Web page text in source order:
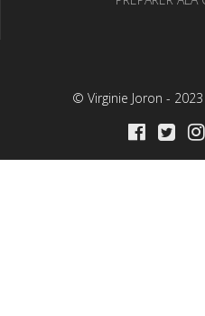
© Virginie Joron -